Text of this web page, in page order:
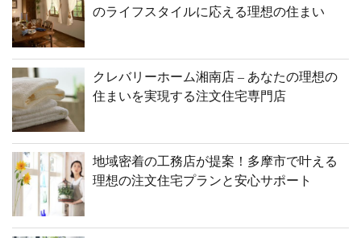
のライフスタイルに応える理想の住まい
クレバリーホーム湘南店 – あなたの理想の
住まいを実現する注文住宅専門店
地域密着の工務店が提案！多摩市で叶える
理想の注文住宅プランと安心サポート